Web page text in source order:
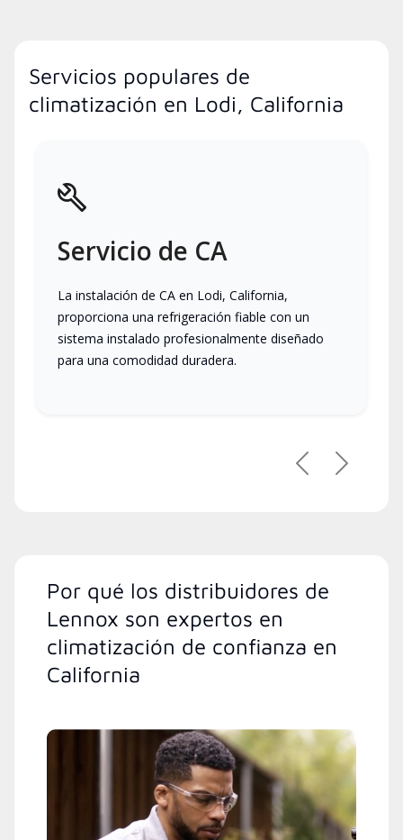
Servicios populares de
climatización en Lodi, California
Servicio de CA
La instalación de CA en Lodi, California,
proporciona una refrigeración fiable con un
sistema instalado profesionalmente diseñado
para una comodidad duradera.
PreviousNext
Por qué los distribuidores de
Lennox son expertos en
climatización de confianza en
California